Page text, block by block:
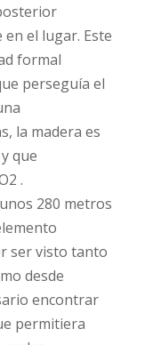
el lugar. Este
formal
perseguía el
la madera es
que
.
280 metros
ser visto tanto
desde
encontrar
permitiera